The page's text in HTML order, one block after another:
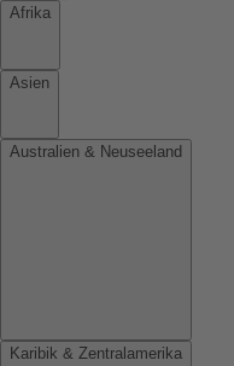
Afrika
Asien
Australien & Neuseeland
Karibik & Zentralamerika